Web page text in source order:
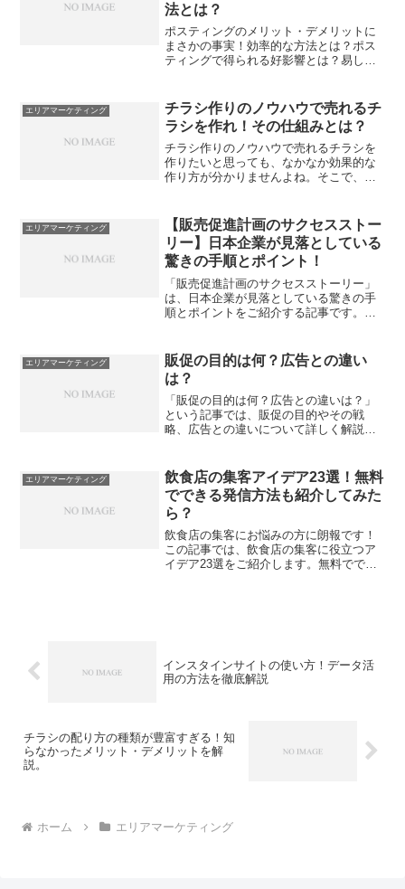
法とは？
ポスティングのメリット・デメリットに
まさかの事実！効率的な方法とは？ポス
ティングで得られる好影響とは？易しい
が可能人々の目にとまること確実商品サ
ンプルの配布も可能！ポス...
エリアマーケティング
チラシ作りのノウハウで売れるチ
ラシを作れ！その仕組みとは？
チラシ作りのノウハウで売れるチラシを
作りたいと思っても、なかなか効果的な
作り方が分かりませんよね。そこで、こ
ます。売れるチラシ作成には、5W1Hを用
いたアプローチが重要...
エリアマーケティング
【販売促進計画のサクセスストー
リー】日本企業が見落としている
驚きの手順とポイント！
「販売促進計画のサクセスストーリー」
は、日本企業が見落としている驚きの手
順とポイントをご紹介する記事です。販
な特徴があります。また、販促計画を立
てるためのステップや成功...
エリアマーケティング
販促の目的は何？広告との違い
は？
「販促の目的は何？広告との違いは？」
という記事では、販促の目的やその戦
略、広告との違いについて詳しく解説し
についても紹介しています。さらに、販
促の役割や広告との相互作用...
エリアマーケティング
飲食店の集客アイデア23選！無料
でできる発信方法も紹介してみた
ら？
飲食店の集客にお悩みの方に朗報です！
この記事では、飲食店の集客に役立つア
イデア23選をご紹介します。無料ででき
インスタインサイトの使い方！データ活
用の方法を徹底解説
チラシの配り方の種類が豊富すぎる！知
らなかったメリット・デメリットを解
説。
ホーム エリアマーケティング